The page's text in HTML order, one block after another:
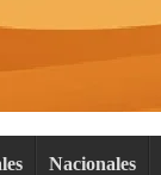
Nacionales